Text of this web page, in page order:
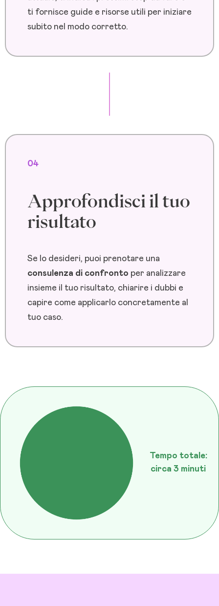
ti fornisce guide e risorse utili per iniziare
subito nel modo corretto.
04
Approfondisci il tuo
risultato
Se lo desideri, puoi prenotare una
consulenza di confronto per analizzare
insieme il tuo risultato, chiarire i dubbi e
capire come applicarlo concretamente al
tuo caso.
Tempo totale:
circa 3 minuti